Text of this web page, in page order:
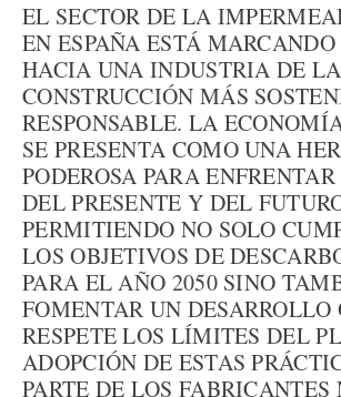
EL SECTOR DE LA
EN ESPAÑA ESTÁ
HACIA UNA INDUSTRIA DE LA
CONSTRUCCIÓN MÁS
RESPONSABLE. LA
SE PRESENTA COMO UNA
PODEROSA PARA
DEL PRESENTE Y DEL
PERMITIENDO NO SOLO
LOS OBJETIVOS DE
PARA EL AÑO 2050 SINO
FOMENTAR UN DESARROLLO
RESPETE LOS LÍMITES DEL
ADOPCIÓN DE ESTAS
PARTE DE LOS FABRICANTES